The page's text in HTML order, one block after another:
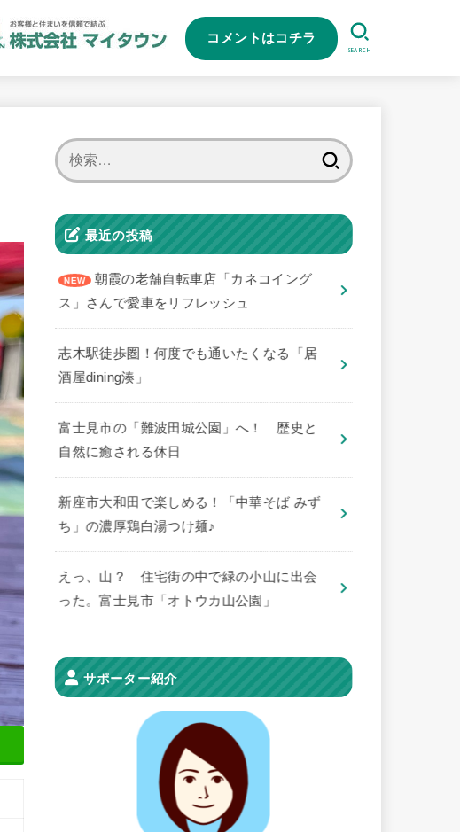
コメントはコチラ
SEARCH
最近の投稿
朝霞の老舗自転車店「カネコイング
ス」さんで愛車をリフレッシュ
志木駅徒歩圏！何度でも通いたくなる「居
酒屋dining湊」
​富士見市の「難波田城公園」へ！ 歴史と
自然に癒される休日
新座市大和田で楽しめる！「中華そば みず
ち」の濃厚鶏白湯つけ麺♪
えっ、山？ 住宅街の中で緑の小山に出会
った。富士見市「オトウカ山公園」
サポーター紹介